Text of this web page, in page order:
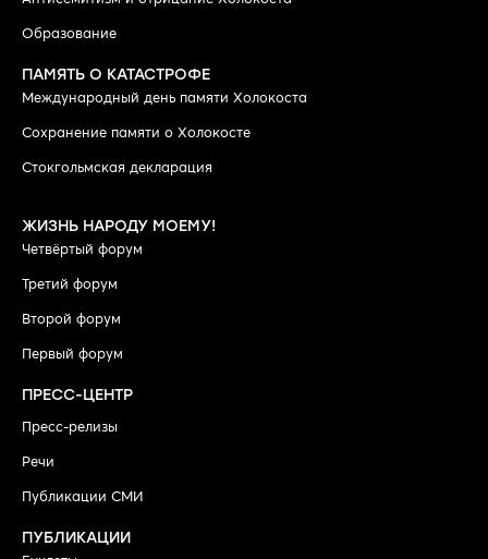
Образование
ПАМЯТЬ О КАТАСТРОФЕ
Международный день памяти Холокоста
Сохранение памяти о Холокосте
Стокгольмская декларация
ЖИЗНЬ НАРОДУ МОЕМУ!
Четвёртый форум
Третий форум
Второй форум
Первый форум
ПРЕСС-ЦЕНТР
Пресс-релизы
Речи
Публикации СМИ
ПУБЛИКАЦИИ